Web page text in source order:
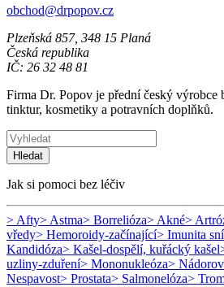
obchod@drpopov.cz
Plzeňská 857, 348 15 Planá
Česká republika
IČ: 26 32 48 81
Firma Dr. Popov je přední český výrobce
tinktur, kosmetiky a potravních doplňků.
Hledat
Jak si pomoci bez léčiv
> Afty> Astma> Borrelióza> Akné>
vředy> Hemoroidy-začínající> Imunita
Kandidóza> Kašel-dospělí, kuřácký kašel
uzliny-zduření> Mononukleóza>
Nespavost> Prostata> Salmonelóza>